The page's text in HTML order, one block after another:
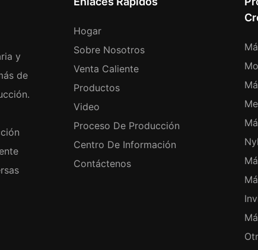
y
de
Hogar
Sobre Nosotros
Venta Caliente
Productos
Video
Proceso De Producción
Centro De Información
Contáctenos